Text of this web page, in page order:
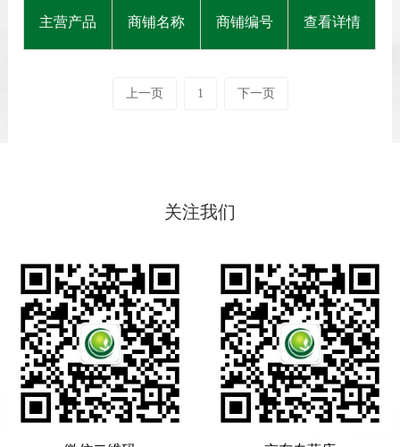
主营产品 商铺名称 商铺编号 查看详情
上一页 1 下一页
关注我们